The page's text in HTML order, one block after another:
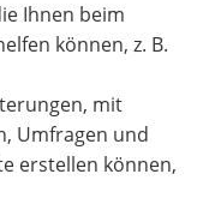
Ihnen beim
können, z. B.
mit
Umfragen und
erstellen können,